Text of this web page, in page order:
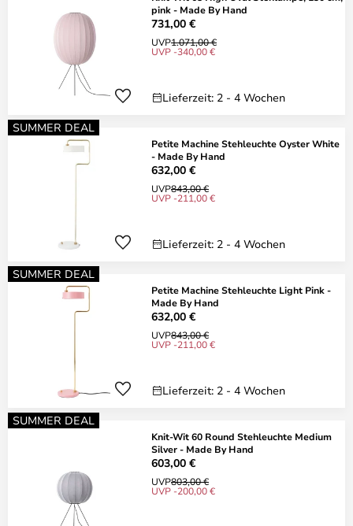
pink - Made By Hand
731,00 €
UVP1.071,00 €
UVP -340,00 €
Lieferzeit: 2 - 4 Wochen
SUMMER DEAL
Petite Machine Stehleuchte Oyster White
- Made By Hand
632,00 €
UVP843,00 €
UVP -211,00 €
Lieferzeit: 2 - 4 Wochen
SUMMER DEAL
Petite Machine Stehleuchte Light Pink -
Made By Hand
632,00 €
UVP843,00 €
UVP -211,00 €
Lieferzeit: 2 - 4 Wochen
SUMMER DEAL
Knit-Wit 60 Round Stehleuchte Medium
Silver - Made By Hand
603,00 €
UVP803,00 €
UVP -200,00 €